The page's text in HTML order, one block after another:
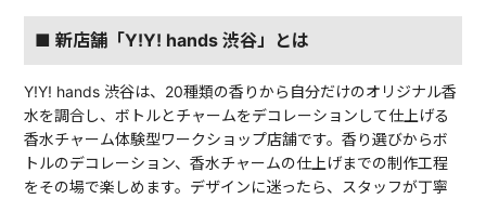
■ 新店舗「Y!Y! hands 渋谷」とは
Y!Y! hands 渋谷は、20種類の香りから自分だけのオリジナル香
水を調合し、ボトルとチャームをデコレーションして仕上げる
香水チャーム体験型ワークショップ店舗です。香り選びからボ
トルのデコレーション、香水チャームの仕上げまでの制作工程
をその場で楽しめます。デザインに迷ったら、スタッフが丁寧